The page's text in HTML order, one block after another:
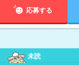
応募する
未読